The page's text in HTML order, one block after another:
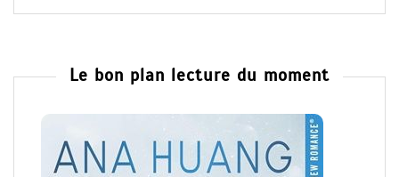
Le bon plan lecture du moment